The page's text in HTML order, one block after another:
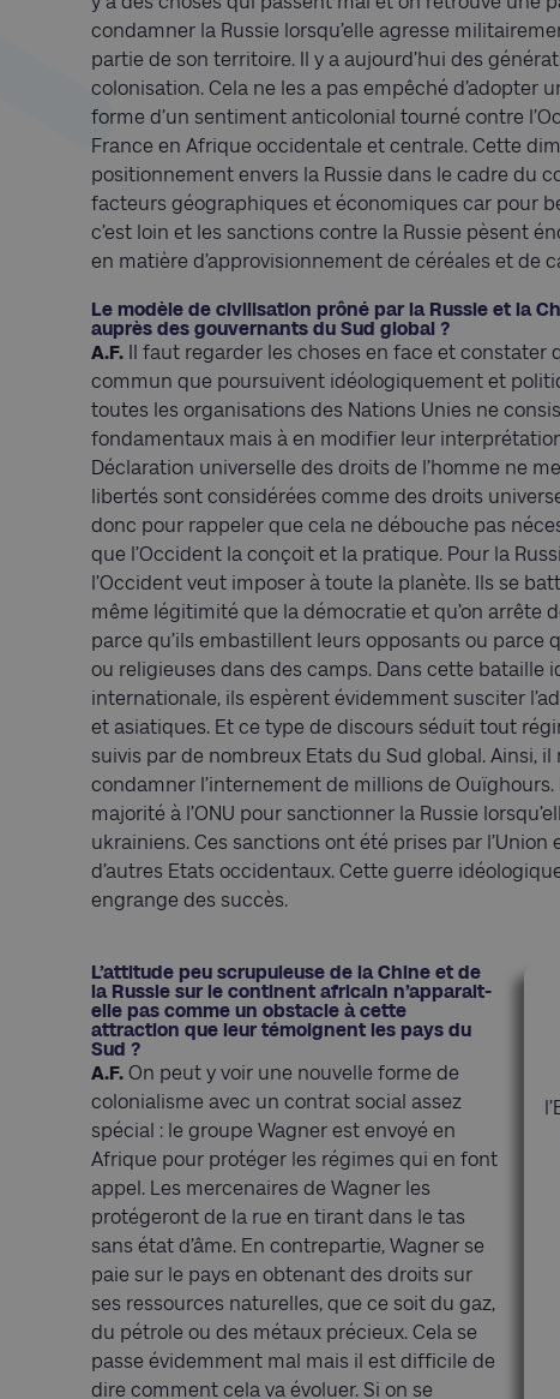
condamner la Russie lorsqu’elle agresse
partie de son territoire. Il y a aujourd’hui des
colonisation. Cela ne les a pas empêché d’adopter
forme d’un sentiment anticolonial tourné contre
France en Afrique occidentale et centrale. Cette
positionnement envers la Russie dans le cadre du
facteurs géographiques et économiques car pour
c’est loin et les sanctions contre la Russie pèsent
en matière d’approvisionnement de céréales et de
Le modèle de civilisation prôné par la Russie et la
auprès des gouvernants du Sud global ?
A.F. Il faut regarder les choses en face et constater
commun que poursuivent idéologiquement et
toutes les organisations des Nations Unies ne
fondamentaux mais à en modifier leur
Déclaration universelle des droits de l’homme ne
libertés sont considérées comme des droits
donc pour rappeler que cela ne débouche pas
que l’Occident la conçoit et la pratique. Pour la
l’Occident veut imposer à toute la planète. Ils se
même légitimité que la démocratie et qu’on arrête
parce qu’ils embastillent leurs opposants ou parce
ou religieuses dans des camps. Dans cette bataille
internationale, ils espèrent évidemment susciter
et asiatiques. Et ce type de discours séduit tout
suivis par de nombreux Etats du Sud global. Ainsi, il
condamner l’internement de millions de Ouïghours.
majorité à l’ONU pour sanctionner la Russie
ukrainiens. Ces sanctions ont été prises par l’Union
d’autres Etats occidentaux. Cette guerre
engrange des succès.
L’attitude peu scrupuleuse de la Chine et de
la Russie sur le continent africain n’apparait-
elle pas comme un obstacle à cette
attraction que leur témoignent les pays du
Sud ?
A.F. On peut y voir une nouvelle forme de
colonialisme avec un contrat social assez
spécial : le groupe Wagner est envoyé en
Afrique pour protéger les régimes qui en font
appel. Les mercenaires de Wagner les
protégeront de la rue en tirant dans le tas
sans état d’âme. En contrepartie, Wagner se
paie sur le pays en obtenant des droits sur
ses ressources naturelles, que ce soit du gaz,
du pétrole ou des métaux précieux. Cela se
passe évidemment mal mais il est difficile de
dire comment cela va évoluer. Si on se